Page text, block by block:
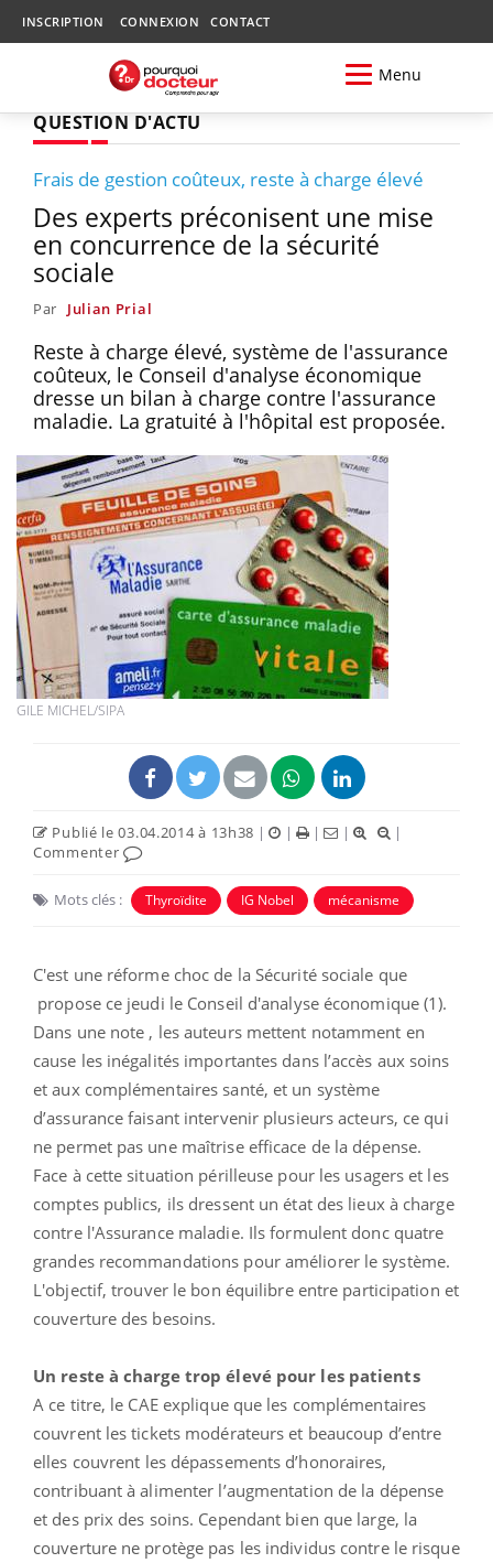
INSCRIPTION CONNEXION CONTACT
Menu
QUESTION D'ACTU
Frais de gestion coûteux, reste à charge élevé
Des experts préconisent une mise
en concurrence de la sécurité
sociale
Par Julian Prial
Reste à charge élevé, système de l'assurance
coûteux, le Conseil d'analyse économique
dresse un bilan à charge contre l'assurance
maladie. La gratuité à l'hôpital est proposée.
GILE MICHEL/SIPA
Publié le 03.04.2014 à 13h38 | | | |
|
Commenter
Mots clés : Thyroïdite IG Nobel mécanisme
C'est une réforme choc de la Sécurité sociale que
propose ce jeudi le Conseil d'analyse économique (1).
Dans une note , les auteurs mettent notamment en
cause les inégalités importantes dans l’accès aux soins
et aux complémentaires santé, et un système
d’assurance faisant intervenir plusieurs acteurs, ce qui
ne permet pas une maîtrise efficace de la dépense.
Face à cette situation périlleuse pour les usagers et les
comptes publics, ils dressent un état des lieux à charge
contre l'Assurance maladie. Ils formulent donc quatre
grandes recommandations pour améliorer le système.
L'objectif, trouver le bon équilibre entre participation et
couverture des besoins.
Un reste à charge trop élevé pour les patients
A ce titre, le CAE explique que les complémentaires
couvrent les tickets modérateurs et beaucoup d’entre
elles couvrent les dépassements d’honoraires,
contribuant à alimenter l’augmentation de la dépense
et des prix des soins. Cependant bien que large, la
couverture ne protège pas les individus contre le risque